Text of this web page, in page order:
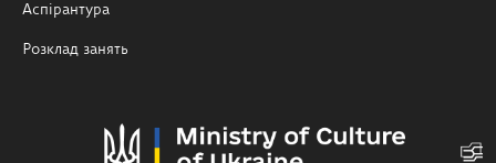
Аспірантура
Розклад занять